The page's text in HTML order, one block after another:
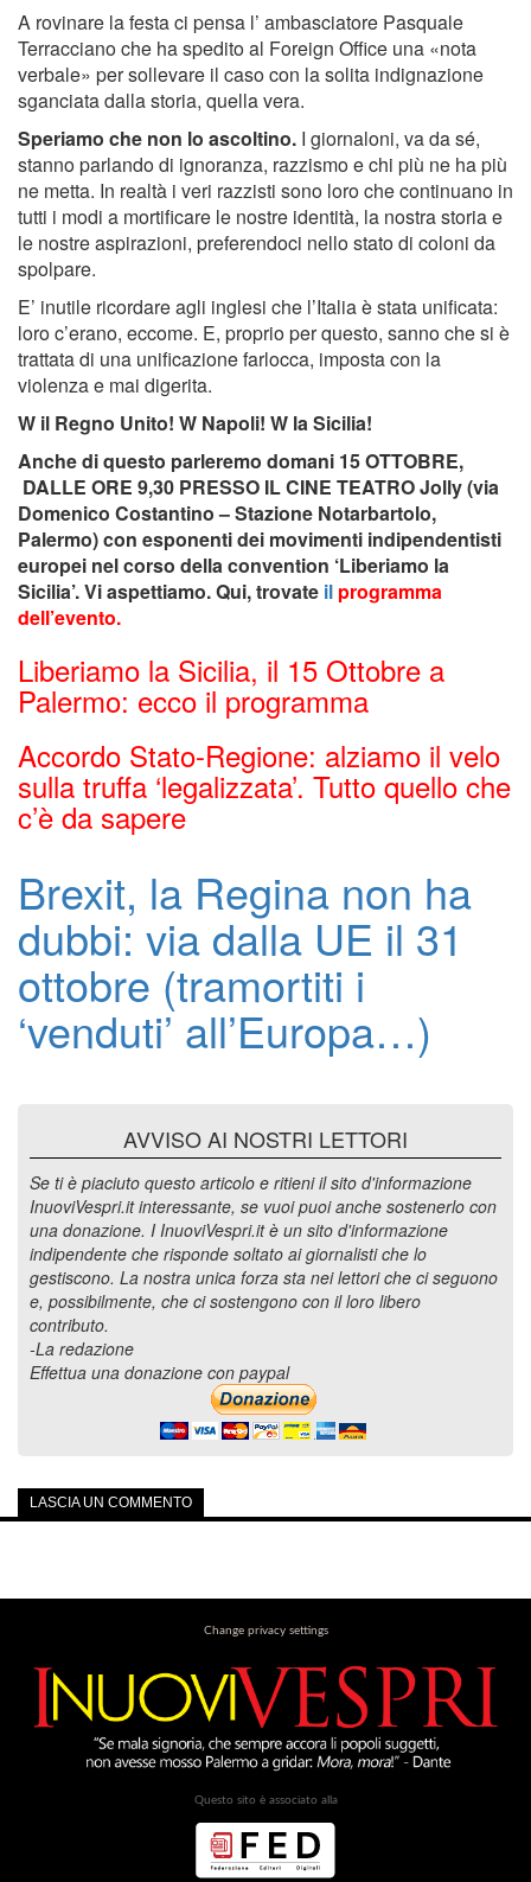
A rovinare la festa ci pensa l’ ambasciatore Pasquale
Terracciano che ha spedito al Foreign Office una «nota
verbale» per sollevare il caso con la solita indignazione
sganciata dalla storia, quella vera.
Speriamo che non lo ascoltino. I giornaloni, va da sé,
stanno parlando di ignoranza, razzismo e chi più ne ha più
ne metta. In realtà i veri razzisti sono loro che continuano in
tutti i modi a mortificare le nostre identità, la nostra storia e
le nostre aspirazioni, preferendoci nello stato di coloni da
spolpare.
E’ inutile ricordare agli inglesi che l’Italia è stata unificata:
loro c’erano, eccome. E, proprio per questo, sanno che si è
trattata di una unificazione farlocca, imposta con la
violenza e mai digerita.
W il Regno Unito! W Napoli! W la Sicilia!
Anche di questo parleremo domani 15 OTTOBRE,
DALLE ORE 9,30 PRESSO IL CINE TEATRO Jolly (via
Domenico Costantino – Stazione Notarbartolo,
Palermo) con esponenti dei movimenti indipendentisti
europei nel corso della convention ‘Liberiamo la
Sicilia’. Vi aspettiamo. Qui, trovate il programma
dell’evento.
Liberiamo la Sicilia, il 15 Ottobre a
Palermo: ecco il programma
Accordo Stato-Regione: alziamo il velo
sulla truffa ‘legalizzata’. Tutto quello che
c’è da sapere
Brexit, la Regina non ha
dubbi: via dalla UE il 31
ottobre (tramortiti i
‘venduti’ all’Europa…)
AVVISO AI NOSTRI LETTORI
Se ti è piaciuto questo articolo e ritieni il sito d'informazione
InuoviVespri.it interessante, se vuoi puoi anche sostenerlo con
una donazione. I InuoviVespri.it è un sito d'informazione
indipendente che risponde soltato ai giornalisti che lo
gestiscono. La nostra unica forza sta nei lettori che ci seguono
e, possibilmente, che ci sostengono con il loro libero
contributo.
-La redazione
Effettua una donazione con paypal
LASCIA UN COMMENTO
Change privacy settings
Questo sito è associato alla